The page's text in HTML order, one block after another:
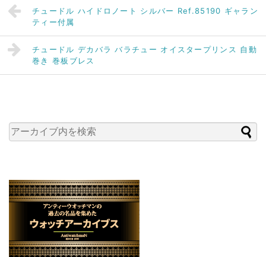
チュードル ハイドロノート シルバー Ref.85190 ギャラン
ティー付属
チュードル デカバラ バラチュー オイスタープリンス 自動
巻き 巻板ブレス